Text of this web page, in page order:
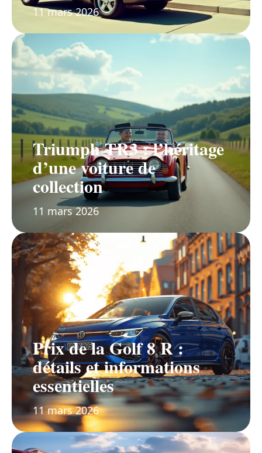
11 mars 2026
Triumph TR3 : l’héritage
d’une voiture de
collection
11 mars 2026
Prix de la Golf 8 R :
détails et informations
essentielles
11 mars 2026